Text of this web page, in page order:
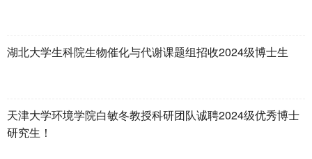
湖北大学生科院生物催化与代谢课题组招收2024级博士生
天津大学环境学院白敏冬教授科研团队诚聘2024级优秀博士
研究生！